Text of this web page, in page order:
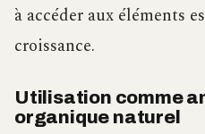
à accéder aux éléments
croissance.
Utilisation comme
organique naturel